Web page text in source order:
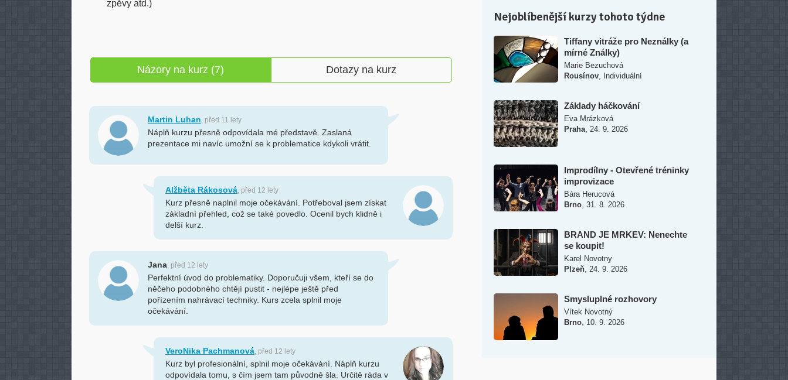
zpěvy atd.)
Názory na kurz (7) Dotazy na kurz
Martin Luhan, před 11 lety
Náplň kurzu přesně odpovídala mé představě. Zaslaná
prezentace mi navíc umožní se k problematice kdykoli vrátit.
Alžběta Rákosová, před 12 lety
Kurz přesně naplnil moje očekávání. Potřeboval jsem získat
základní přehled, což se také povedlo. Ocenil bych klidně i
delší kurz.
Jana, před 12 lety
Perfektní úvod do problematiky. Doporučuji všem, kteří se do
něčeho podobného chtějí pustit - nejlépe ještě před
pořízením nahrávací techniky. Kurs zcela splnil moje
očekávání.
VeroNika Pachmanová, před 12 lety
Kurz byl profesionální, splnil moje očekávání. Náplň kurzu
odpovídala tomu, s čím jsem tam původně šla. Určitě ráda v
Nejoblíbenější kurzy tohoto týdne
Tiffany vitráže pro Neználky (a
mírné Ználky)
Marie Bezuchová
Rousínov
Individuální
Základy háčkování
Eva Mrázková
Praha 24. 9. 2026
Improdílny - Otevřené tréninky
improvizace
Bára Herucová
Brno 31. 8. 2026
BRAND JE MRKEV: Nenechte
se koupit!
Karel Novotny
Plzeň 24. 9. 2026
Smysluplné rozhovory
Vítek Novotný
Brno 10. 9. 2026